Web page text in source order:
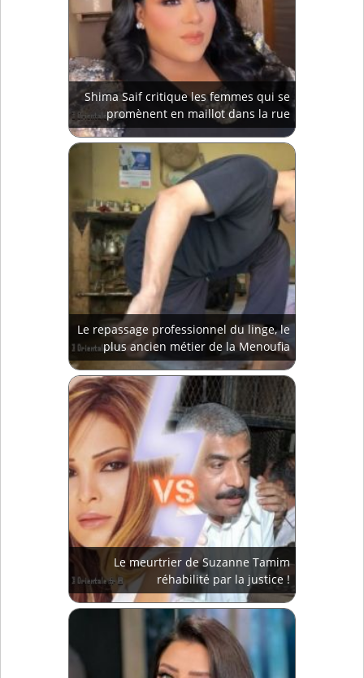
Shima Saif critique les femmes qui se
promènent en maillot dans la rue
Le repassage professionnel du linge, le
plus ancien métier de la Menoufia
Le meurtrier de Suzanne Tamim
réhabilité par la justice !